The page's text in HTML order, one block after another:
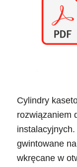
Cylindry
rozwiązaniem
gwintowane
wkręcane w